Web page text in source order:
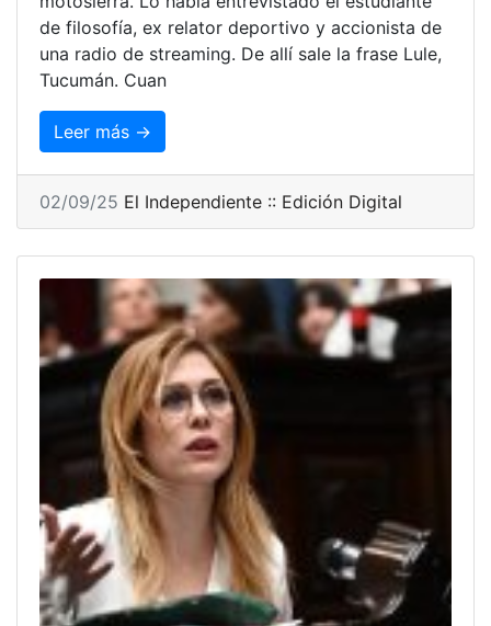
de filosofía, ex relator deportivo y accionista de
una radio de streaming. De allí sale la frase Lule,
Tucumán. Cuan
Leer más →
02/09/25 El Independiente :: Edición Digital